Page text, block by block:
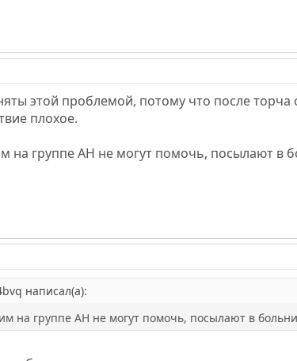
этой проблемой, потому что после торча
плохое.
на группе АН не могут помочь, посылают в
написал(а):
на группе АН не могут помочь, посылают в